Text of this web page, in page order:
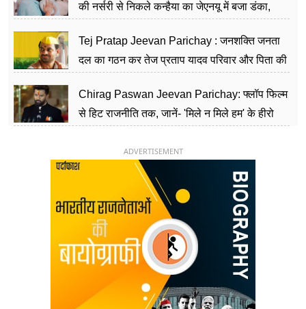
की नर्सरी से निकले कन्हैया का जेएनयू में बजा डंका,
Tej Pratap Jeevan Parichay : जनशक्ति जनता
दल का गठन कर तेज प्रताप यादव परिवार और पिता की
Chirag Paswan Jeevan Parichay: फ्लॉप फिल्म
से हिट राजनीति तक, जानें- 'मिले न मिले हम' के हीरो
ADVERTISEMENT